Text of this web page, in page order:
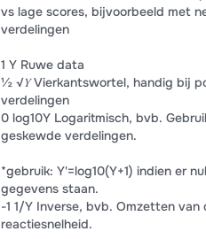
vs lage scores, bijvoorbeeld met
verdelingen
1 Y Ruwe data
½ √𝑌 Vierkantswortel, handig bij
verdelingen
0 log10Y Logaritmisch, bvb.
geskewde verdelingen.
*gebruik: Y'=log10(Y+1) indien er
gegevens staan.
-1 1/Y Inverse, bvb. Omzetten
reactiesnelheid.